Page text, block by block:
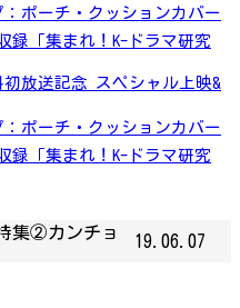
ポーチ・クッションカバー
録「集まれ！K-ドラマ研究
初放送記念 スペシャル上映&
ポーチ・クッションカバー
録「集まれ！K-ドラマ研究
集②カンチョ
19.06.07